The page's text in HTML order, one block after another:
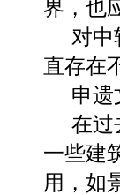
界，也
对中
直存在
申遗
在过
一些建
用，如